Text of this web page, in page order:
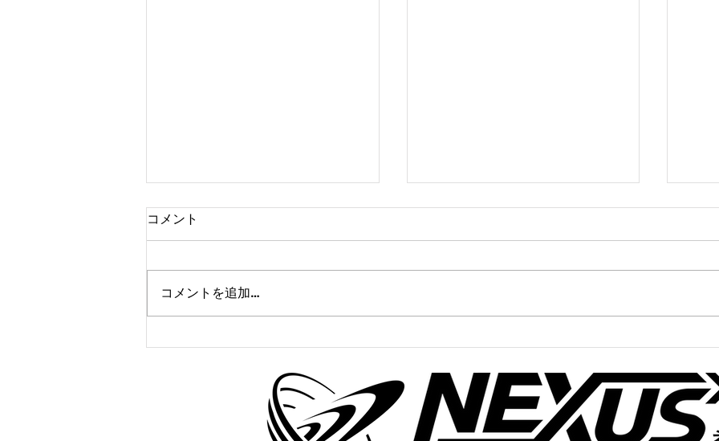
かけっこクラブ@宇治城陽
中高生陸上クラブ@宇治城陽
か
コメント
コメントを追加…